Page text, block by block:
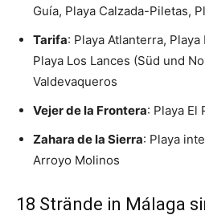
Guía, Playa Calzada-Piletas,
Tarifa: Playa Atlanterra,
Playa Los Lances (Süd und
Valdevaqueros
Vejer de la Frontera: Playa El
Zahara de la Sierra: Playa
Arroyo Molinos
18 Strände in Málaga